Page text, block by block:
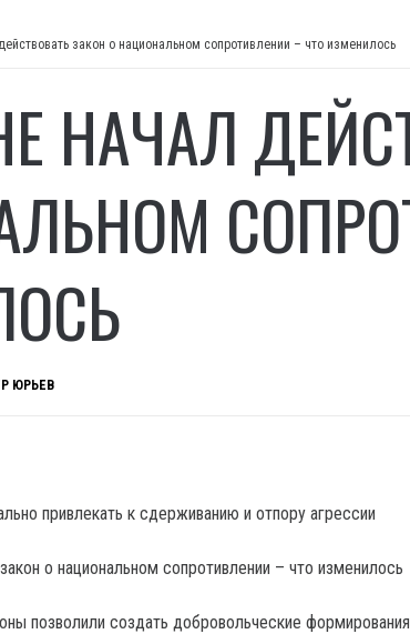
закон о национальном сопротивлении – что изменилось
НАЧАЛ
ЮРЬЕВ
привлекать к сдерживанию и отпору агрессии
позволили создать добровольческие формирования